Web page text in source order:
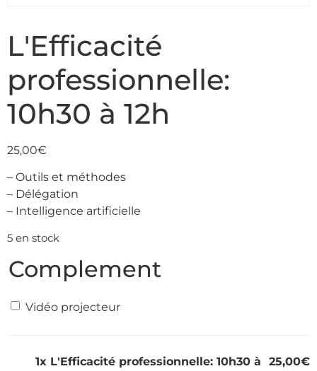
L'Efficacité
professionnelle:
10h30 à 12h
25,00€
– Outils et méthodes
– Délégation
– Intelligence artificielle
5 en stock
Complement
Vidéo projecteur
1x L'Efficacité professionnelle: 10h30 à
25,00€